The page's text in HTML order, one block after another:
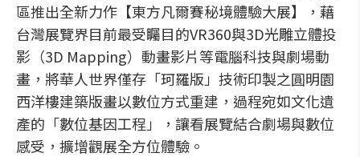
區推出全新力作【東方凡爾賽秘境體驗大展】，藉
台灣展覽界目前最受矚目的VR360與3D光雕立體投
影（3D Mapping）動畫影片等電腦科技與劇場動
畫，將華人世界僅存「珂羅版」技術印製之圓明園
西洋樓建築版畫以數位方式重建，過程宛如文化遺
產的「數位基因工程」，讓看展覽結合劇場與數位
感受，擴增觀展全方位體驗。